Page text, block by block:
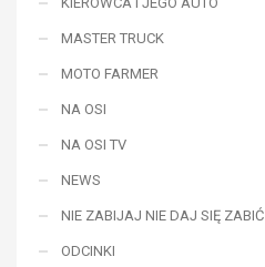
MASTER TRUCK
MOTO FARMER
NA OSI
NA OSI TV
NEWS
NIE ZABIJAJ NIE DAJ SIĘ ZABIĆ
ODCINKI